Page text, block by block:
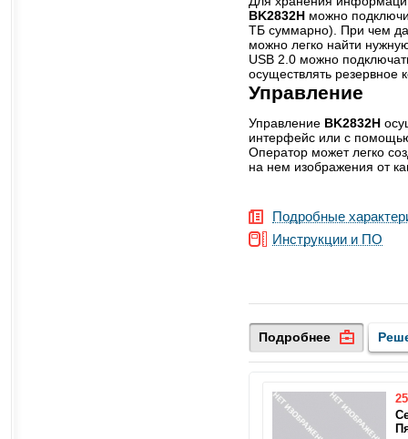
BK2832H можно
ТБ суммарно). При чем
можно легко найти
USB 2.0 можно
осуществлять резервное
Управление
Управление BK2832H
интерфейс или с
Оператор может легко
на нем изображения от
Подробные
Инструкции и ПО
Подробнее